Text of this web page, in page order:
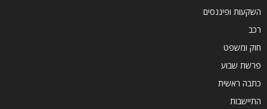
השקעות ופיננסים
רכב
חוק ומשפט
פרשת שבוע
כתבה ראשית
התיישבות